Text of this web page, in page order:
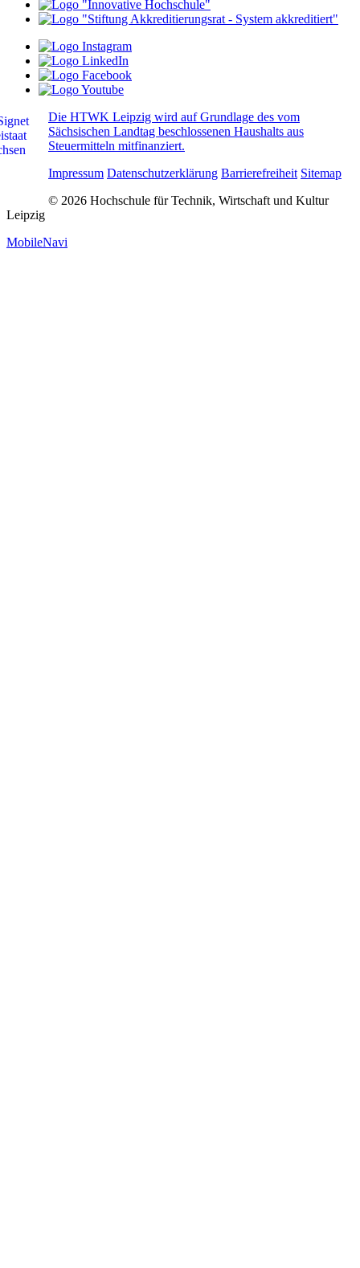
Die HTWK Leipzig wird auf Grundlage des vom
Sächsischen Landtag beschlossenen Haushalts aus
Steuermitteln mitfinanziert.
Impressum Datenschutzerklärung Barrierefreiheit Sitemap
© 2026 Hochschule für Technik, Wirtschaft und Kultur
Leipzig
MobileNavi